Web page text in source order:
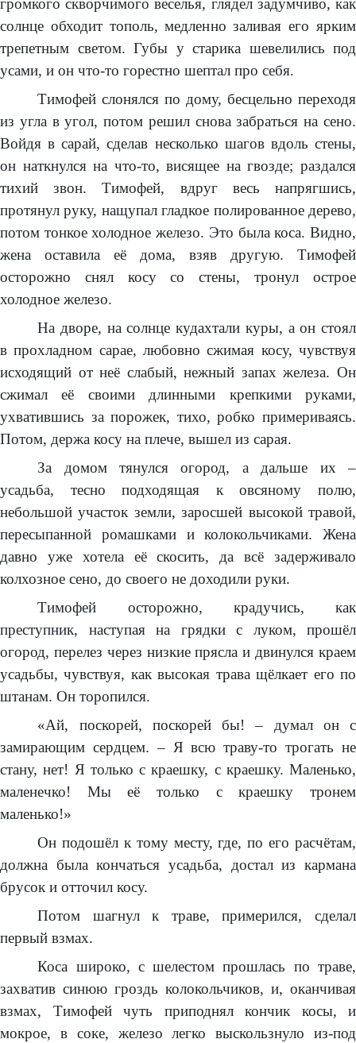
громкого скворчимого веселья, глядел задумчиво, как
солнце обходит тополь, медленно заливая его ярким
трепетным светом. Губы у старика шевелились под
усами, и он что-то горестно шептал про себя.
Тимофей слонялся по дому, бесцельно переходя
из угла в угол, потом решил снова забраться на сено.
Войдя в сарай, сделав несколько шагов вдоль стены,
он наткнулся на что-то, висящее на гвозде; раздался
тихий звон. Тимофей, вдруг весь напрягшись,
протянул руку, нащупал гладкое полированное дерево,
потом тонкое холодное железо. Это была коса. Видно,
жена оставила её дома, взяв другую. Тимофей
осторожно снял косу со стены, тронул острое
холодное железо.
На дворе, на солнце кудахтали куры, а он стоял
в прохладном сарае, любовно сжимая косу, чувствуя
исходящий от неё слабый, нежный запах железа. Он
сжимал её своими длинными крепкими руками,
ухватившись за порожек, тихо, робко примериваясь.
Потом, держа косу на плече, вышел из сарая.
За домом тянулся огород, а дальше их –
усадьба, тесно подходящая к овсяному полю,
небольшой участок земли, заросшей высокой травой,
пересыпанной ромашками и колокольчиками. Жена
давно уже хотела её скосить, да всё задерживало
колхозное сено, до своего не доходили руки.
Тимофей осторожно, крадучись, как
преступник, наступая на грядки с луком, прошёл
огород, перелез через низкие прясла и двинулся краем
усадьбы, чувствуя, как высокая трава щёлкает его по
штанам. Он торопился.
«Ай, поскорей, поскорей бы! – думал он с
замирающим сердцем. – Я всю траву-то трогать не
стану, нет! Я только с краешку, с краешку. Маленько,
маленечко! Мы её только с краешку тронем
маленько!»
Он подошёл к тому месту, где, по его расчётам,
должна была кончаться усадьба, достал из кармана
брусок и отточил косу.
Потом шагнул к траве, примерился, сделал
первый взмах.
Коса широко, с шелестом прошлась по траве,
захватив синюю гроздь колокольчиков, и, оканчивая
взмах, Тимофей чуть приподнял кончик косы, и
мокрое, в соке, железо легко выскользнуло из-под